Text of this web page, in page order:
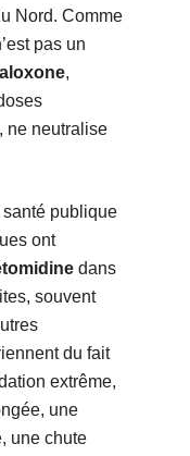
Nord. Comme
pas un
,
, ne neutralise
publique
ont
dans
souvent
du fait
extrême,
une
une chute